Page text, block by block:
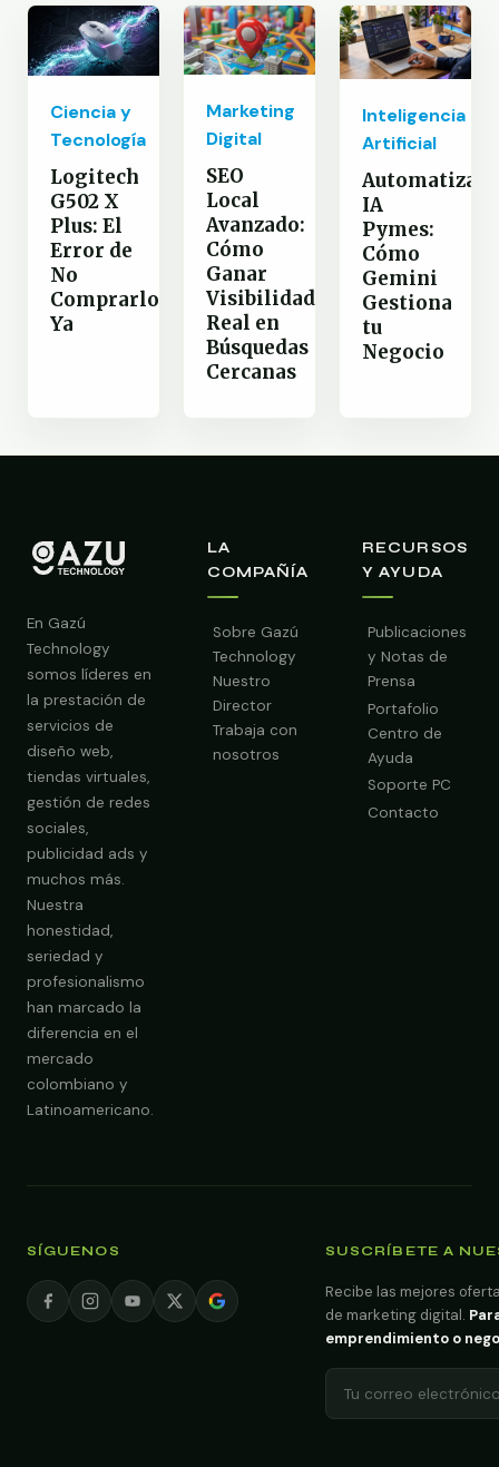
Ciencia y
Tecnología
Logitech
G502 X
Plus: El
Error de
No
Comprarlo
Ya
Marketing
Digital
SEO
Local
Avanzado:
Cómo
Ganar
Visibilidad
Real en
Búsquedas
Cercanas
Inteligencia
Artificial
IA
Pymes:
Cómo
Gemini
Gestiona
tu
Negocio
En Gazú
Technology
somos líderes en
la prestación de
servicios de
diseño web,
tiendas virtuales,
gestión de redes
sociales,
publicidad ads y
muchos más.
Nuestra
honestidad,
seriedad y
profesionalismo
han marcado la
diferencia en el
mercado
colombiano y
Latinoamericano.
LA
COMPAÑÍA
Sobre Gazú
Technology
Nuestro
Director
Trabaja con
nosotros
RECURSOS
Y AYUDA
Publicaciones
y Notas de
Prensa
Portafolio
Centro de
Ayuda
Soporte PC
Contacto
SÍGUENOS SUSCRÍBETE A
Recibe las mejores
de marketing digital.
emprendimiento o